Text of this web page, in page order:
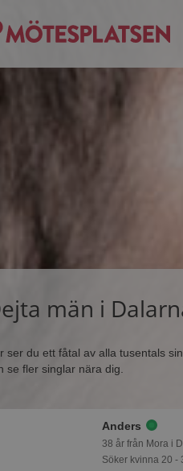
män i
ser du ett fåtal av alla tusentals
se fler singlar nära dig.
Anders
38 år från Mora i
Söker kvinna 20 -